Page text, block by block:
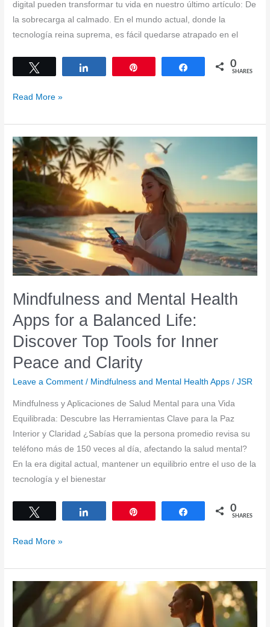
digital pueden transformar tu vida en nuestro último artículo: De
la sobrecarga al calmado. En el mundo actual, donde la
tecnología reina suprema, es fácil quedarse atrapado en el
Share 0
SHARES
From
to
Calm:
Mindful
Apps
a
Balanced
Life
Read More »
Mindfulness and Mental Health
Apps for a Balanced Life:
Discover Top Tools for Inner
Peace and Clarity
Leave a Comment / Mindfulness and Mental Health Apps /JSR
Mindfulness y Aplicaciones de Salud Mental para una Vida
Equilibrada: Descubre las Herramientas Clave para la Paz
Interior y Claridad ¿Sabías que la persona promedio revisa su
teléfono más de 150 veces al día, afectando la salud mental?
En la era digital actual, mantener un equilibrio entre el uso de la
tecnología y el bienestar
Share 0
SHARES
Mindfulness
Mental
Apps
for
Read More »